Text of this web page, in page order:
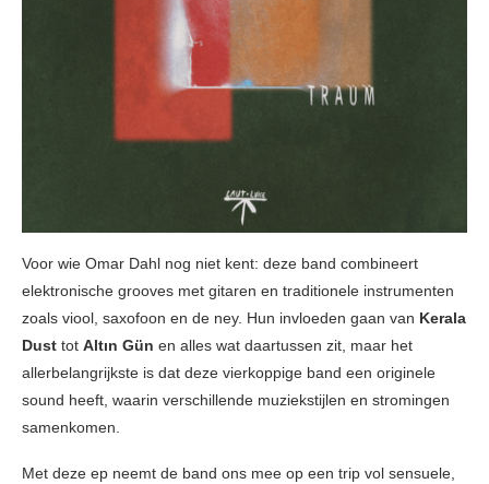
Voor wie Omar Dahl nog niet kent: deze band combineert
elektronische grooves met gitaren en traditionele instrumenten
zoals viool, saxofoon en de ney. Hun invloeden gaan van Kerala
Dust tot Altın Gün en alles wat daartussen zit, maar het
allerbelangrijkste is dat deze vierkoppige band een originele
sound heeft, waarin verschillende muziekstijlen en stromingen
samenkomen.
Met deze ep neemt de band ons mee op een trip vol sensuele,